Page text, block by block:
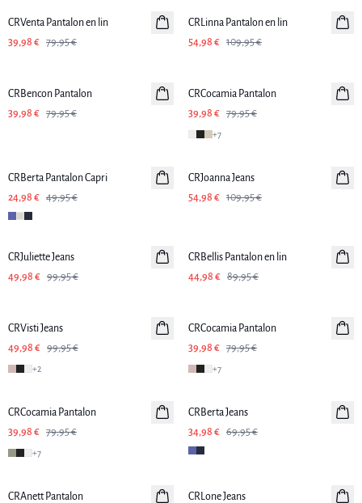
Linen
CRVenta Pantalon en lin
39,98 € 79,95 €
Linen
CRLinna Pantalon en lin
54,98 € 109,95 €
CRBencon Pantalon
39,98 € 79,95 €
CRCocamia Pantalon
39,98 € 79,95 €
+7
CRBerta Pantalon Capri
24,98 € 49,95 €
CRJoanna Jeans
54,98 € 109,95 €
-50%
CRJuliette Jeans
49,98 € 99,95 €
Linen
CRBellis Pantalon en lin
44,98 € 89,95 €
CRVisti Jeans
49,98 € 99,95 €
+2
CRCocamia Pantalon
39,98 € 79,95 €
+7
CRCocamia Pantalon
39,98 € 79,95 €
+7
CRBerta Jeans
34,98 € 69,95 €
CRAnett Pantalon
CRLone Jeans